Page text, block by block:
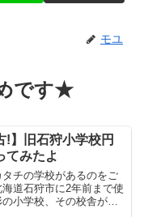
モユ
です★
!】旧石狩小学校円
てみたよ
タチの学校があるのをご
道石狩市に2年前まで使
小学校、その校舎が昨